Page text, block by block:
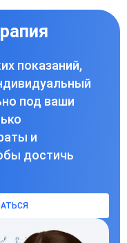
показаний,
под ваши
и
достичь